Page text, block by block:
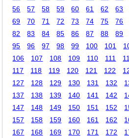
56
57 58 59 60 61 62 63
69
70 71 72 73 74 75 76
82
83 84 85 86 87 88 89
95
96 97 98 99 100 101
106
107 108 109 110 111
117
118 119 120 121 122
127
128 129 130 131 132
137
138 139 140 141 142
147
148 149 150 151 152
157
158 159 160 161 162
167
168 169 170 171 172